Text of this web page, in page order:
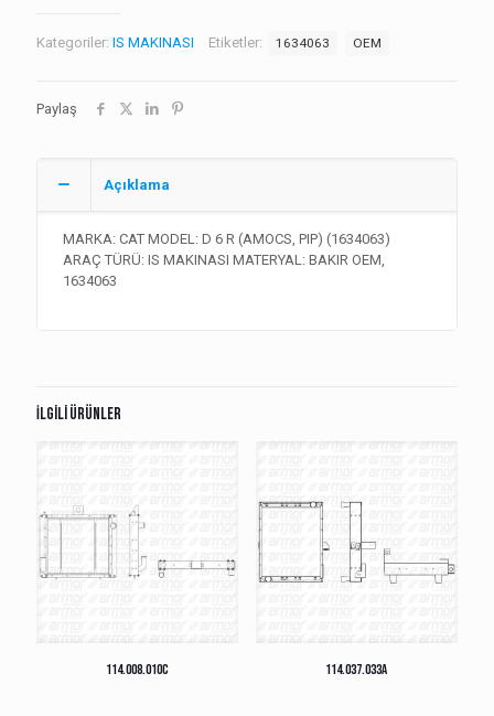
Kategoriler: IS MAKINASI Etiketler: 1634063 OEM
Paylaş
Açıklama
MARKA: CAT MODEL: D 6 R (AMOCS, PIP) (1634063)
ARAÇ TÜRÜ: IS MAKINASI MATERYAL: BAKIR OEM,
1634063
İlgili ürünler
114.008.010C 114.037.033A